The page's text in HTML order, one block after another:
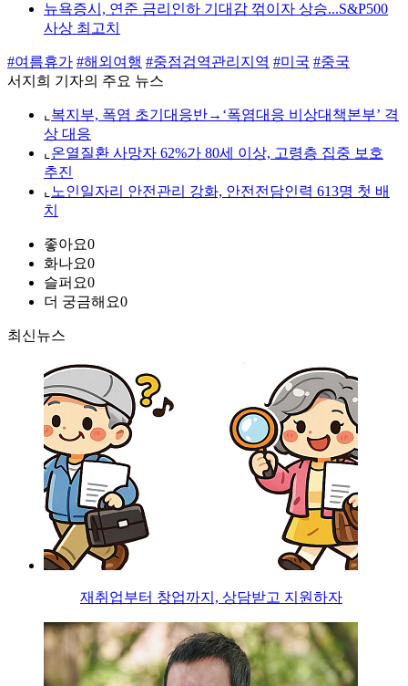
뉴욕증시, 연준 금리인하 기대감 꺾이자 상승...S&P500
사상 최고치
#여름휴가 #해외여행 #중점검역관리지역 #미국 #중국
서지희 기자의 주요 뉴스
⌞ 복지부, 폭염 초기대응반→‘폭염대응 비상대책본부’ 격
상 대응
⌞ 온열질환 사망자 62%가 80세 이상, 고령층 집중 보호
추진
⌞ 노인일자리 안전관리 강화, 안전전담인력 613명 첫 배
치
좋아요0
화나요0
슬퍼요0
더 궁금해요0
최신뉴스
재취업부터 창업까지, 상담받고 지원하자